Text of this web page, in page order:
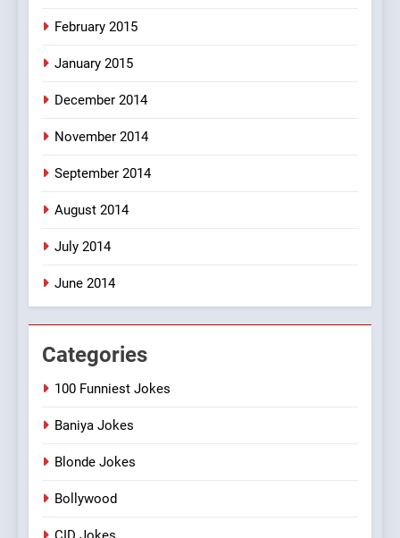
February 2015
January 2015
December 2014
November 2014
September 2014
August 2014
July 2014
June 2014
Categories
100 Funniest Jokes
Baniya Jokes
Blonde Jokes
Bollywood